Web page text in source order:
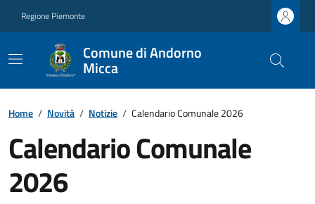
Regione Piemonte
Comune di Andorno
Micca
Home / Novità / Notizie / Calendario Comunale 2026
Calendario Comunale
2026